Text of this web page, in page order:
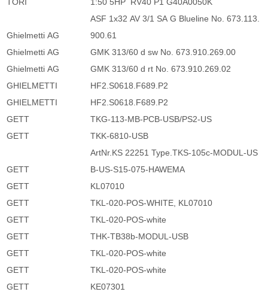
Ghielmetti AG
ASF 1x32 AV 3/1 SA G Blueline No. 673.113.
900.61
Ghielmetti AG
GMK 313/60 d sw No. 673.910.269.00
Ghielmetti AG
GMK 313/60 d rt No. 673.910.269.02
GHIELMETTI
HF2.S0618.F689.P2
GHIELMETTI
HF2.S0618.F689.P2
GETT
TKG-113-MB-PCB-USB/PS2-US
GETT
TKK-6810-USB
GETT
ArtNr.KS 22251 Type.TKS-105c-MODUL-US
B-US-S15-075-HAWEMA
GETT
KL07010
GETT
TKL-020-POS-WHITE, KL07010
GETT
TKL-020-POS-white
GETT
THK-TB38b-MODUL-USB
GETT
TKL-020-POS-white
GETT
TKL-020-POS-white
GETT
KE07301